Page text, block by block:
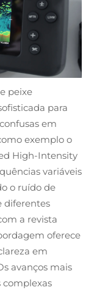
peixe
para
em
exemplo o
High-Intensity
variáveis
o ruído de
diferentes
a revista
oferece
em
avanços mais
complexas